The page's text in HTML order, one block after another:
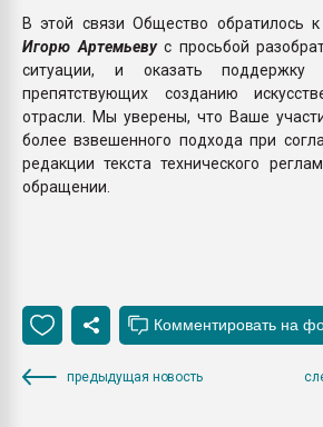
В этой связи Общество обратилось
Игорю Артемьеву с просьбой
ситуации, и оказать
препятствующих созданию
отрасли. Мы уверены, что Ваше
более взвешенного подхода при
редакции текста технического
обращении.
предыдущая новость